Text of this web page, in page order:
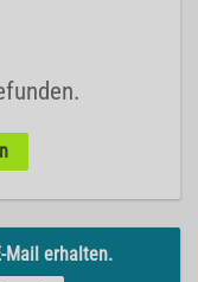
Mail erhalten.